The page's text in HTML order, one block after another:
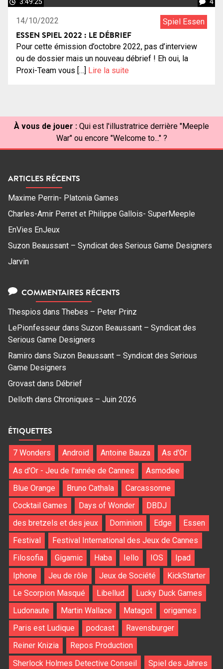
3:49:25 4
14/10/2022 Spiel Essen
ESSEN SPIEL 2022 : LE DÉBRIEF
Pour cette émission d’octobre 2022, pas d’interview
ou de dossier mais un nouveau débrief ! Eh oui, la
Proxi-Team vous […] Lire la suite
À vous de jouer : Qui est l'illustratrice derrière "Meeple
War" ou encore "Welcome to..." ?
ARTICLES RÉCENTS
Maxime Perrin- Platonia Games
Charles-Amir Perret et Philippe Gallois- SuperMeeple
EnVies EnJeux
Suzon Beaussant – Syndicat des Serious Game Designers
Jarvin
COMMENTAIRES RÉCENTS
Thespios dans Thebes – Peter Prinz
LePionfesseur dans Suzon Beaussant – Syndicat des
Serious Game Designers
Ramiro dans Suzon Beaussant – Syndicat des Serious
Game Designers
Grovast dans Débrief
Delloth dans Chroniques – Juin 2026
ÉTIQUETTES
7 Wonders Android Antoine Bauza
As d'Or
As d'Or - Jeu de l'année de Cannes
Asmodee
Blue Orange
Bruno Cathala
Carcassonne
Cocktail Games
Days of Wonder
DBDJ
des bretzels et des jeux
Dominion Edge
Essen
Festival
Festival International des Jeux de Cannes
Filosofia
Gigamic Haba Iello IOS
Ipad
Iphone
Jeu de rôle Jeux de Société
KickStarter
Le Scorpion Masqué
Libellud
Lucky Duck Games
Ludonaute
Martin Wallace Matagot
origames
Paris est Ludique
podcast
Ravensburger
Reiner Knizia
Repos Production
Sherlock Holmes Detective Conseil
Spiel des Jahres